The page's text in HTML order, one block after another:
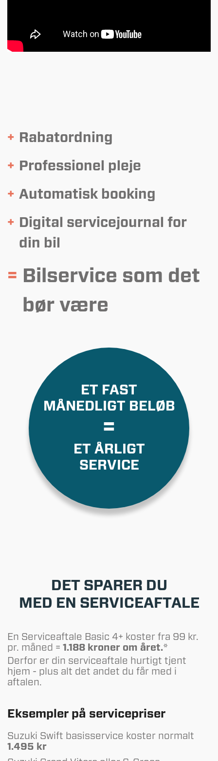
+ Rabatordning
+ Professionel pleje
+ Automatisk booking
+
Digital servicejournal for
din bil
= Bilservice som det
bør være
ET FAST
MÅNEDLIGT BELØB
=
ET ÅRLIGT
SERVICE
DET SPARER DU
MED EN SERVICEAFTALE
En Serviceaftale Basic 4+ koster fra 99 kr.
pr. måned = 1.188 kroner om året.*
Derfor er din serviceaftale hurtigt tjent
hjem - plus alt det andet du får med i
aftalen.
Eksempler på servicepriser
Suzuki Swift basisservice koster normalt
1.495 kr